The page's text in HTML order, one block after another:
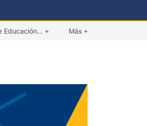
+
Educación... +
Más